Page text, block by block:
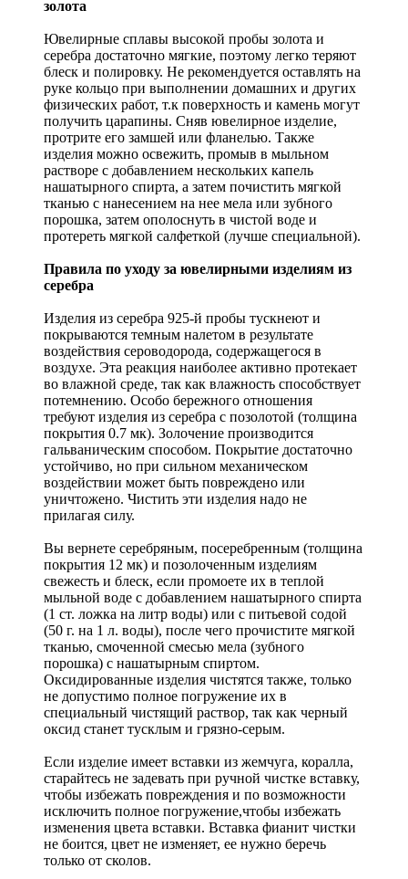
золота
Ювелирные сплавы высокой пробы золота и
серебра достаточно мягкие, поэтому легко теряют
блеск и полировку. Не рекомендуется оставлять на
руке кольцо при выполнении домашних и других
физических работ, т.к поверхность и камень могут
получить царапины. Сняв ювелирное изделие,
протрите его замшей или фланелью. Также
изделия можно освежить, промыв в мыльном
растворе с добавлением нескольких капель
нашатырного спирта, а затем почистить мягкой
тканью с нанесением на нее мела или зубного
порошка, затем ополоснуть в чистой воде и
протереть мягкой салфеткой (лучше специальной).
Правила по уходу за ювелирными изделиям из
серебра
Изделия из серебра 925-й пробы тускнеют и
покрываются темным налетом в результате
воздействия сероводорода, содержащегося в
воздухе. Эта реакция наиболее активно протекает
во влажной среде, так как влажность способствует
потемнению. Особо бережного отношения
требуют изделия из серебра с позолотой (толщина
покрытия 0.7 мк). Золочение производится
гальваническим способом. Покрытие достаточно
устойчиво, но при сильном механическом
воздействии может быть повреждено или
уничтожено. Чистить эти изделия надо не
прилагая силу.
Вы вернете серебряным, посеребренным (толщина
покрытия 12 мк) и позолоченным изделиям
свежесть и блеск, если промоете их в теплой
мыльной воде с добавлением нашатырного спирта
(1 ст. ложка на литр воды) или с питьевой содой
(50 г. на 1 л. воды), после чего прочистите мягкой
тканью, смоченной смесью мела (зубного
порошка) с нашатырным спиртом.
Оксидированные изделия чистятся также, только
не допустимо полное погружение их в
специальный чистящий раствор, так как черный
оксид станет тусклым и грязно-серым.
Если изделие имеет вставки из жемчуга, коралла,
старайтесь не задевать при ручной чистке вставку,
чтобы избежать повреждения и по возможности
исключить полное погружение,чтобы избежать
изменения цвета вставки. Вставка фианит чистки
не боится, цвет не изменяет, ее нужно беречь
только от сколов.